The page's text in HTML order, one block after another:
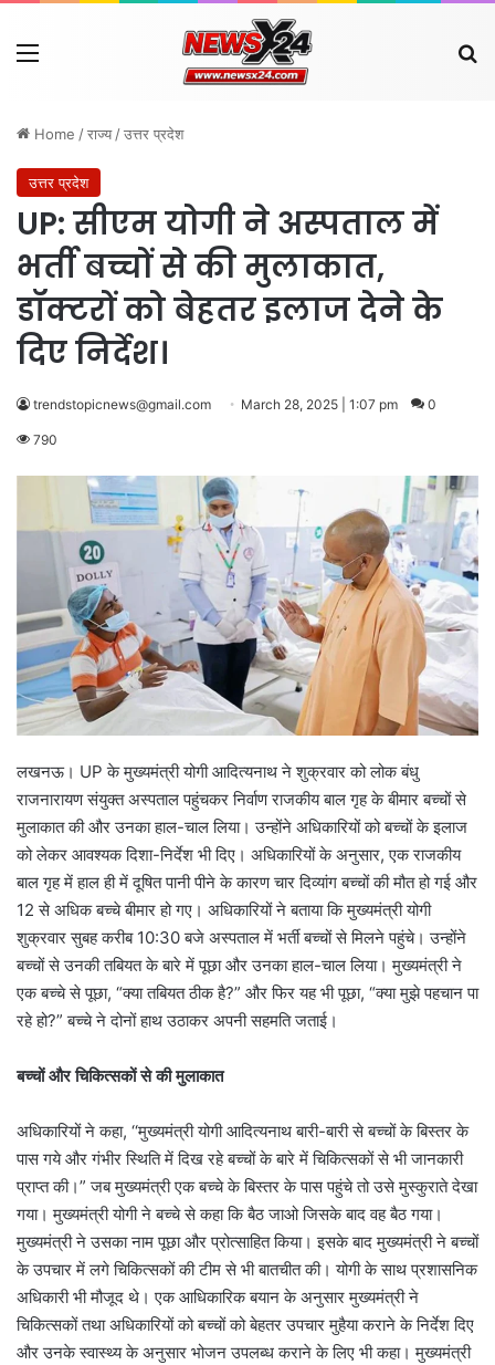
Menu
Home /राज्य /उत्तर प्रदेश
उत्तर प्रदेश
UP: सीएम योगी ने अस्पताल में
भर्ती बच्चों से की मुलाकात,
डॉक्टरों को बेहतर इलाज देने के
दिए निर्देश।
trendstopicnews@gmail.com March 28, 2025 | 1:07 pm 0
790
लखनऊ। UP के मुख्यमंत्री योगी आदित्यनाथ ने शुक्रवार को लोक बंधु
राजनारायण संयुक्त अस्पताल पहुंचकर निर्वाण राजकीय बाल गृह के बीमार बच्चों से
मुलाकात की और उनका हाल-चाल लिया। उन्होंने अधिकारियों को बच्चों के इलाज
को लेकर आवश्यक दिशा-निर्देश भी दिए। अधिकारियों के अनुसार, एक राजकीय
बाल गृह में हाल ही में दूषित पानी पीने के कारण चार दिव्यांग बच्चों की मौत हो गई और
12 से अधिक बच्चे बीमार हो गए। अधिकारियों ने बताया कि मुख्यमंत्री योगी
शुक्रवार सुबह करीब 10:30 बजे अस्पताल में भर्ती बच्चों से मिलने पहुंचे। उन्होंने
बच्चों से उनकी तबियत के बारे में पूछा और उनका हाल-चाल लिया। मुख्यमंत्री ने
एक बच्चे से पूछा, “क्या तबियत ठीक है?” और फिर यह भी पूछा, “क्या मुझे पहचान पा
रहे हो?” बच्चे ने दोनों हाथ उठाकर अपनी सहमति जताई।
बच्चों और चिकित्सकों से की मुलाकात
अधिकारियों ने कहा, ‘‘मुख्यमंत्री योगी आदित्यनाथ बारी-बारी से बच्चों के बिस्तर के
पास गये और गंभीर स्थिति में दिख रहे बच्‍चों के बारे में चिकित्सकों से भी जानकारी
प्राप्त की।” जब मुख्यमंत्री एक बच्चे के बिस्तर के पास पहुंचे तो उसे मुस्कुराते देखा
गया। मुख्यमंत्री योगी ने बच्चे से कहा कि बैठ जाओ जिसके बाद वह बैठ गया।
मुख्यमंत्री ने उसका नाम पूछा और प्रोत्साहित किया। इसके बाद मुख्‍यमंत्री ने बच्‍चों
के उपचार में लगे चिकित्सकों की टीम से भी बातचीत की। योगी के साथ प्रशासनिक
अधिकारी भी मौजूद थे। एक आधिकारिक बयान के अनुसार मुख्यमंत्री ने
चिकित्सकों तथा अधिकारियों को बच्चों को बेहतर उपचार मुहैया कराने के निर्देश दिए
और उनके स्वास्थ्य के अनुसार भोजन उपलब्ध कराने के लिए भी कहा। मुख्‍यमंत्री